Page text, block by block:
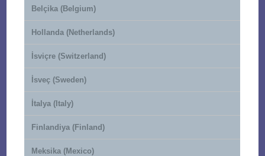
Belçika (Belgium)
Hollanda (Netherlands)
İsviçre (Switzerland)
İsveç (Sweden)
İtalya (Italy)
Finlandiya (Finland)
Meksika (Mexico)